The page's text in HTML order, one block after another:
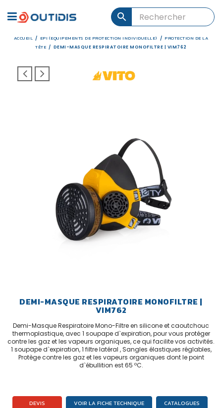
ACCUEIL / EPI (EQUIPEMENTS DE PROTECTION INDIVIDUELLE) / PROTECTION DE LA
TÊTE / DEMI-MASQUE RESPIRATOIRE MONOFILTRE | VIM762
DEMI-MASQUE RESPIRATOIRE MONOFILTRE |
VIM762
Demi-Masque Respiratoire Mono-Filtre en silicone et caoutchouc
thermoplastique, avec 1 soupape d`expiration, pour vous protéger
contre les gaz et les vapeurs organiques, ce qui facilite vos activités.
1 soupape d`expiration, 1 filtre latéral , Sangles élastiques réglables,
Protège contre les gaz et les vapeurs organiques dont le point
d`ébullition est 65 ºC.
DEVIS VOIR LA FICHE TECHNIQUE CATALOGUES